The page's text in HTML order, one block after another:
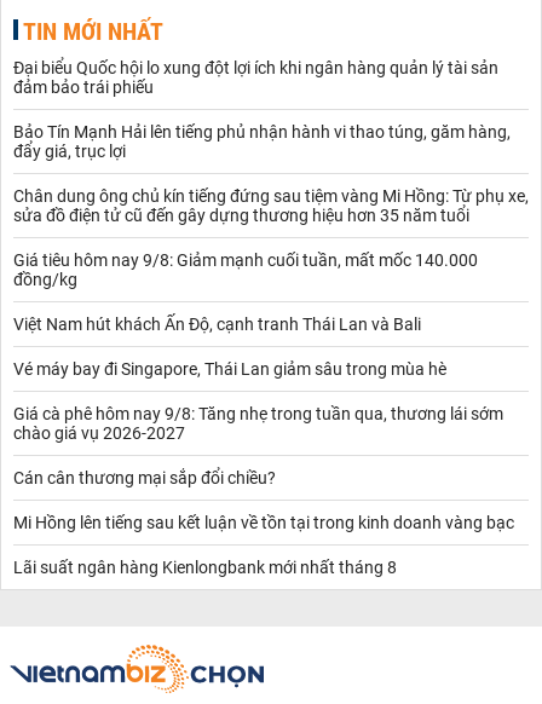
TIN MỚI NHẤT
Đại biểu Quốc hội lo xung đột lợi ích khi ngân hàng quản lý tài sản
đảm bảo trái phiếu
Bảo Tín Mạnh Hải lên tiếng phủ nhận hành vi thao túng, găm hàng,
đẩy giá, trục lợi
Chân dung ông chủ kín tiếng đứng sau tiệm vàng Mi Hồng: Từ phụ xe,
sửa đồ điện tử cũ đến gây dựng thương hiệu hơn 35 năm tuổi
Giá tiêu hôm nay 9/8: Giảm mạnh cuối tuần, mất mốc 140.000
đồng/kg
Việt Nam hút khách Ấn Độ, cạnh tranh Thái Lan và Bali
Vé máy bay đi Singapore, Thái Lan giảm sâu trong mùa hè
Giá cà phê hôm nay 9/8: Tăng nhẹ trong tuần qua, thương lái sớm
chào giá vụ 2026-2027
Cán cân thương mại sắp đổi chiều?
Mi Hồng lên tiếng sau kết luận về tồn tại trong kinh doanh vàng bạc
Lãi suất ngân hàng Kienlongbank mới nhất tháng 8